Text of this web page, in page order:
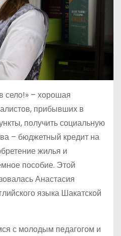
село!» – хорошая
прибывших в
получить социальную
– бюджетный кредит на
жилья и
пособие. Этой
Анастасия
языка Шакатской
с молодым педагогом и